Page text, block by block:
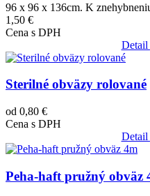
96 x 96 x 136cm. K
1,50 €
Cena s DPH
Detail
Obrázok
Sterilné obväzy rolované
od 0,80 €
Cena s DPH
Detail
Obrázok
Peha-haft pružný obväz